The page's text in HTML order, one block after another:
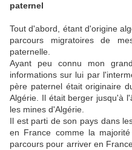
paternel
Tout d'abord, étant d'origine
parcours migratoires de
paternelle.
Ayant peu connu mon
informations sur lui par
père paternel était originaire
Algérie. Il était berger jusqu'à
les mines d'Algérie.
Il est parti de son pays dans
en France comme la
parcours pour arriver en